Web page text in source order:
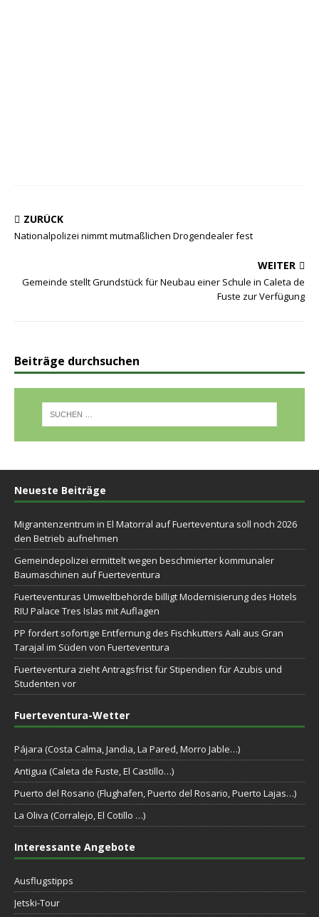
ZURÜCK
Nationalpolizei nimmt mutmaßlichen Drogendealer fest
WEITER
Gemeinde stellt Grundstück für Neubau einer Schule in Caleta de
Fuste zur Verfügung
Beiträge durchsuchen
Neueste Beiträge
Migrantenzentrum in El Matorral auf Fuerteventura soll noch 2026
den Betrieb aufnehmen
Gemeindepolizei ermittelt wegen beschmierter kommunaler
Baumaschinen auf Fuerteventura
Fuerteventuras Umweltbehörde billigt Modernisierung des Hotels
RIU Palace Tres Islas mit Auflagen
PP fordert sofortige Entfernung des Fischkutters Aali aus Gran
Tarajal im Süden von Fuerteventura
Fuerteventura zieht Antragsfrist für Stipendien für Azubis und
Studenten vor
Fuerteventura-Wetter
Pájara (Costa Calma, Jandia, La Pared, Morro Jable…)
Antigua (Caleta de Fuste, El Castillo…)
Puerto del Rosario (Flughafen, Puerto del Rosario, Puerto Lajas…)
La Oliva (Corralejo, El Cotillo …)
Interessante Angebote
Ausflugstipps
Jetski-Tour